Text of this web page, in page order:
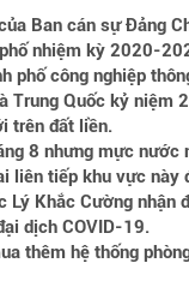
Ban cán sự Đảng
nhiệm kỳ 2020-
phố công nghiệp
Trung Quốc kỷ niệm
trên đất liền.
8 nhưng mực
liên tiếp khu vực này
Lý Khắc Cường
dịch COVID-19.
thêm hệ thống